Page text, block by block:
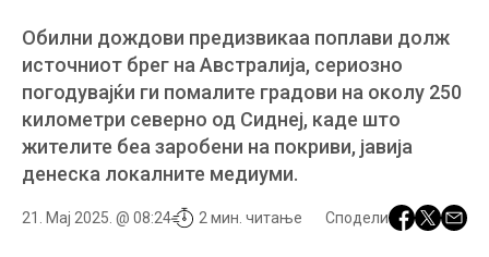
Обилни дождови предизвикаа поплави долж
источниот брег на Австралија, сериозно
погодувајќи ги помалите градови на околу 250
километри северно од Сиднеј, каде што
жителите беа заробени на покриви, јавија
денеска локалните медиуми.
21. Мај 2025. @ 08:24 2 мин. читање Сподели